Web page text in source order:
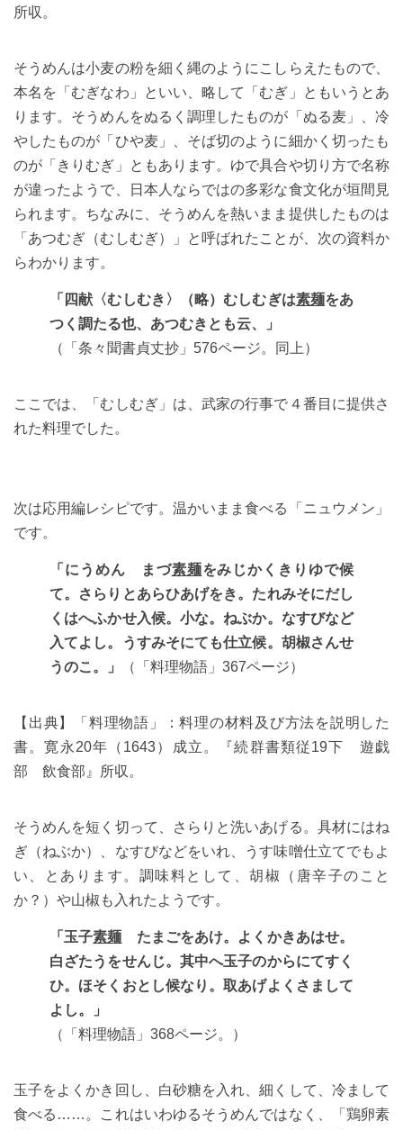
所収。
そうめんは小麦の粉を細く縄のようにこしらえたもので、
本名を「むぎなわ」といい、略して「むぎ」ともいうとあ
ります。そうめんをぬるく調理したものが「ぬる麦」、冷
やしたものが「ひや麦」、そば切のように細かく切ったも
のが「きりむぎ」ともあります。ゆで具合や切り方で名称
が違ったようで、日本人ならではの多彩な食文化が垣間見
られます。ちなみに、そうめんを熱いまま提供したものは
「あつむぎ（むしむぎ）」と呼ばれたことが、次の資料か
らわかります。
「四献〈むしむき〉（略）むしむぎは素麺をあ
つく調たる也、あつむきとも云、」
（「条々聞書貞丈抄」576ページ。同上）
ここでは、「むしむぎ」は、武家の行事で４番目に提供さ
れた料理でした。
次は応用編レシピです。温かいまま食べる「ニュウメン」
です。
「にうめん まづ素麺をみじかくきりゆで候
て。さらりとあらひあげをき。たれみそにだし
くはへふかせ入候。小な。ねぶか。なすびなど
入てよし。うすみそにても仕立候。胡椒さんせ
うのこ。」
（「料理物語」367ページ）
【出典】「料理物語」：料理の材料及び方法を説明した
書。寛永20年（1643）成立。『続群書類従19下 遊戯
部 飲食部』所収。
そうめんを短く切って、さらりと洗いあげる。具材にはね
ぎ（ねぶか）、なすびなどをいれ、うす味噌仕立てでもよ
い、とあります。調味料として、胡椒（唐辛子のこと
か？）や山椒も入れたようです。
「玉子素麺 たまごをあけ。よくかきあはせ。
白ざたうをせんじ。其中へ玉子のからにてすく
ひ。ほそくおとし候なり。取あげよくさまして
よし。」
（「料理物語」368ページ。）
玉子をよくかき回し、白砂糖を入れ、細くして、冷まして
食べる……。これはいわゆるそうめんではなく、「鶏卵素